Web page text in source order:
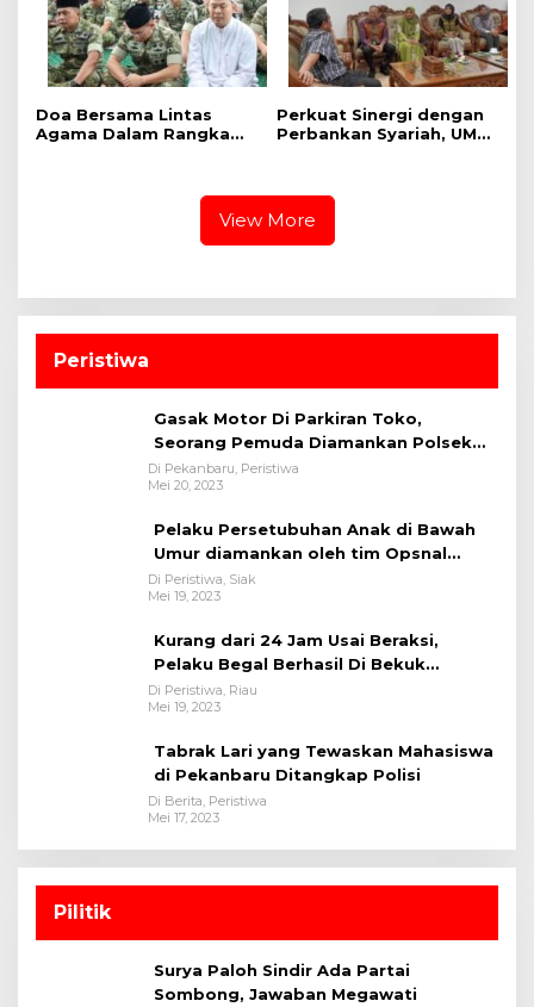
Doa Bersama Lintas
Agama Dalam Rangka
Perkuat Sinergi dengan
Perbankan Syariah, UMRI
Sama Pembiayaan untuk
Pegawai
View More
Peristiwa
Gasak Motor Di Parkiran Toko,
Seorang Pemuda Diamankan Polsek
Bukit Raya
Di Pekanbaru, Peristiwa
Mei 20, 2023
Pelaku Persetubuhan Anak di Bawah
Umur diamankan oleh tim Opsnal
Polsek Tualang-Polres Siak-Polda Riau
Di Peristiwa, Siak
Mei 19, 2023
Kurang dari 24 Jam Usai Beraksi,
Pelaku Begal Berhasil Di Bekuk
Satreskrim Polres Kuansing
Di Peristiwa, Riau
Mei 19, 2023
Tabrak Lari yang Tewaskan Mahasiswa
di Pekanbaru Ditangkap Polisi
Di Berita, Peristiwa
Mei 17, 2023
Pilitik
Surya Paloh Sindir Ada Partai
Sombong, Jawaban Megawati